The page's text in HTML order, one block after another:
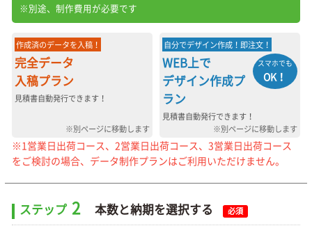
※別途、制作費用が必要です
作成済のデータを入稿！
完全データ
入稿プラン
見積書自動発行できます！
※別ページに移動します
自分でデザイン作成！即注文！
スマホでも
OK！
WEB上で
デザイン作成プ
ラン
見積書自動発行できます！
※別ページに移動します
※1営業日出荷コース、2営業日出荷コース、3営業日出荷コース
をご検討の場合、データ制作プランはご利用いただけません。
ステップ 2 本数と納期を選択する 必須